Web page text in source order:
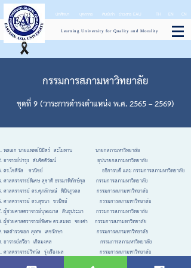
Learning University for Quality and Morality
นักศึกษา บุคลากร ศิษย์เก่า ข่าวสาร EAU TH EN CN
กรรมการสภามหาวิทยาลัย
ชุดที่ 9 (วาระการดำรงตำแหน่ง พ.ศ. 2565 – 2569)
พลเอก นายแพทย์นิมิตร์ สะโมทาน นายกสภามหาวิทยาลัย
อาจารย์บำรุง ตันจิตติวัฒน์ อุปนายกสภามหาวิทยาลัย
ดร.โชติรัส ชวนิชย์ อธิการบดี และ กรรมการสภามหาวิทยาลัย
ศาสตราจารย์พิเศษ สุชาติ ธรรมาพิทักษ์กุล กรรมการสภามหาวิทยาลัย
ศาสตราจารย์ ดร.ศุภลักษณ์ พินิจภูวดล กรรมการสภามหาวิทยาลัย
ศาสตราจารย์ ดร.สุชนา ชวนิชย์ กรรมการสภามหาวิทยาลัย
ผู้ช่วยศาสตราจารย์บุษยมาส สินธุประมา กรรมการสภามหาวิทยาลัย
ผู้ช่วยศาสตราจารย์พิเศษ ดร.สมพร จองคำ กรรมการสภามหาวิทยาลัย
พลตำรวจเอก สุเทพ เดชรักษา กรรมการสภามหาวิทยาลัย
อาจารย์สวียา เกิดมงคล กรรมการสภามหาวิทยาลัย
ศาสตราจารย์วิทวัส รุ่งเรืองผล กรรมการสภามหาวิทยาลัย